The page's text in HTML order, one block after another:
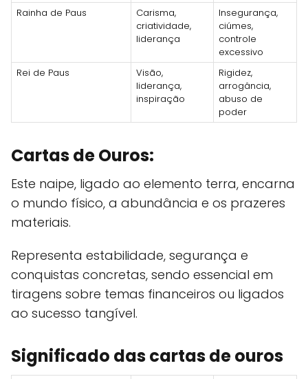
Rainha de Paus
Carisma,
criatividade,
liderança
Insegurança,
ciúmes,
controle
excessivo
Rei de Paus
Visão,
liderança,
inspiração
Rigidez,
arrogância,
abuso de
poder
Cartas de Ouros:
Este naipe, ligado ao elemento terra, encarna
o mundo físico, a abundância e os prazeres
materiais.
Representa estabilidade, segurança e
conquistas concretas, sendo essencial em
tiragens sobre temas financeiros ou ligados
ao sucesso tangível.
Significado das cartas de ouros